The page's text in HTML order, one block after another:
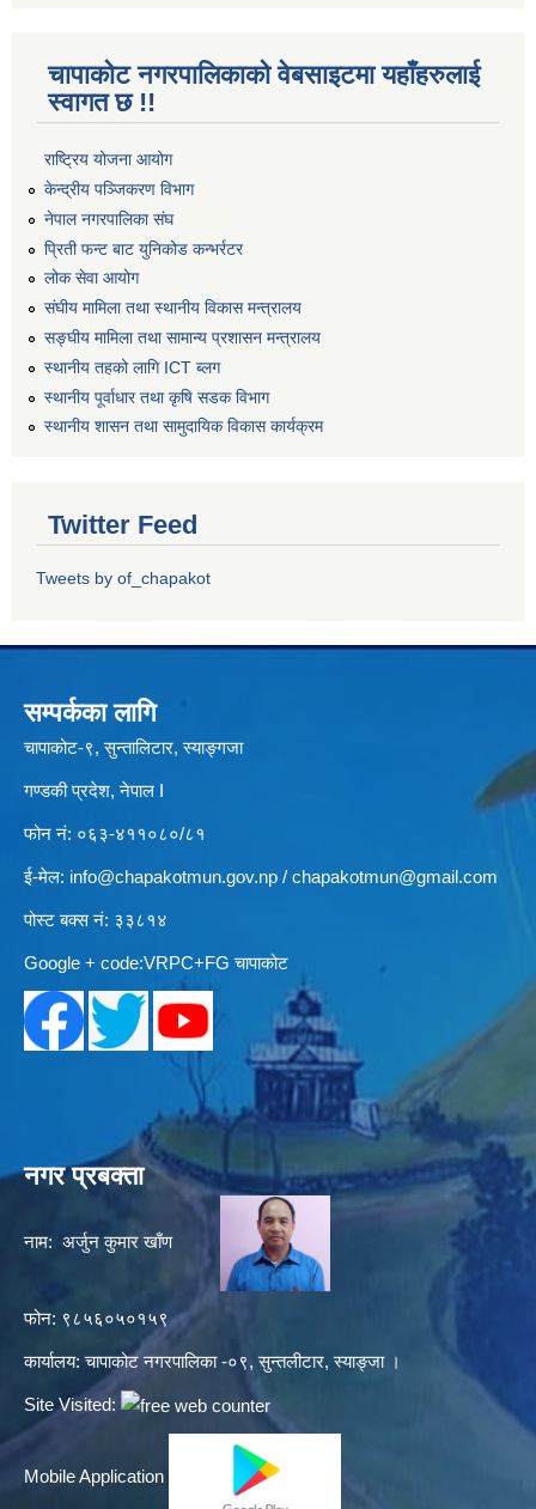
चापाकोट नगरपालिकाको वेबसाइटमा यहाँहरुलाई
स्वागत छ !!
राष्ट्रिय योजना आयोग
केन्द्रीय पञ्जिकरण विभाग
नेपाल नगरपालिका संघ
प्रिती फन्ट बाट युनिकोड कन्भर्रटर
लोक सेवा आयोग
संघीय मामिला तथा स्थानीय विकास मन्त्रालय
सङ्घीय मामिला तथा सामान्य प्रशासन मन्त्रालय
स्थानीय तहको लागि ICT ब्लग
स्थानीय पूर्वाधार तथा कृषि सडक विभाग
स्थानीय शासन तथा सामुदायिक विकास कार्यक्रम
Twitter Feed
Tweets by of_chapakot
सम्पर्कका लागि
चापाकोट-९, सुन्तालिटार, स्याङ्गजा
गण्डकी प्रदेश, नेपाल I
फोन नं: ०६३-४११०८०/८१
ई-मेल: info@chapakotmun.gov.np / chapakotmun@gmail.com
पोस्ट बक्स नं: ३३८१४
Google + code:VRPC+FG चापाकोट
नगर प्रबक्ता
नाम: अर्जुन कुमार खाँण
फोन: ९८५६०५०१५९
कार्यालय: चापाकोट नगरपालिका -०९, सुन्तलीटार, स्याङ्जा ।
Site Visited:
Mobile Application